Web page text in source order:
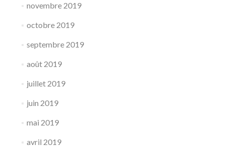
novembre 2019
octobre 2019
septembre 2019
août 2019
juillet 2019
juin 2019
mai 2019
avril 2019